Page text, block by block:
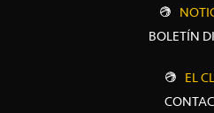
BOLETÍN
EL